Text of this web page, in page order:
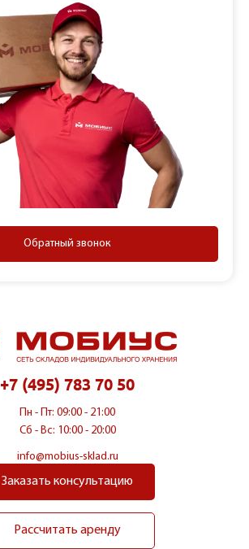
Обратный звонок
+7 (495) 783 70 50
Пн - Пт: 09:00 - 21:00
Сб - Вс: 10:00 - 20:00
info@mobius-sklad.ru
Заказать консультацию
Рассчитать аренду